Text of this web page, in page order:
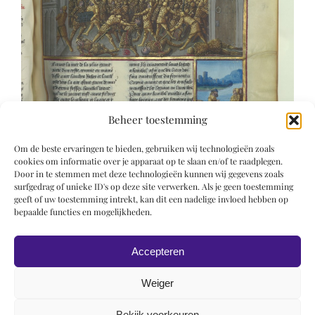
Beheer toestemming
Om de beste ervaringen te bieden, gebruiken wij technologieën zoals
cookies om informatie over je apparaat op te slaan en/of te raadplegen.
Door in te stemmen met deze technologieën kunnen wij gegevens zoals
surfgedrag of unieke ID's op deze site verwerken. Als je geen toestemming
geeft of uw toestemming intrekt, kan dit een nadelige invloed hebben op
bepaalde functies en mogelijkheden.
Accepteren
Weiger